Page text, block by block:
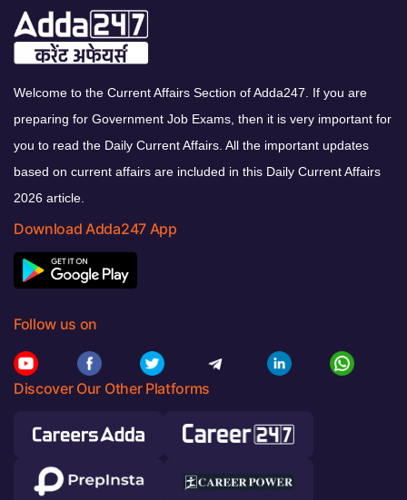
Welcome to the Current Affairs Section of Adda247. If you are
preparing for Government Job Exams, then it is very important for
you to read the Daily Current Affairs. All the important updates
based on current affairs are included in this Daily Current Affairs
2026 article.
Download Adda247 App
Follow us on
Discover Our Other Platforms